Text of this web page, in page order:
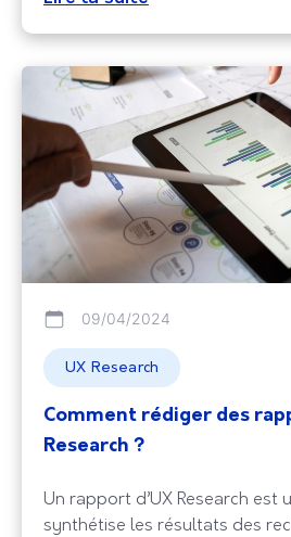
répondent à ces besoins
09/04/2024
UX Research
Comment rédiger des
Research ?
Un rapport d’UX Research est
synthétise les résultats des